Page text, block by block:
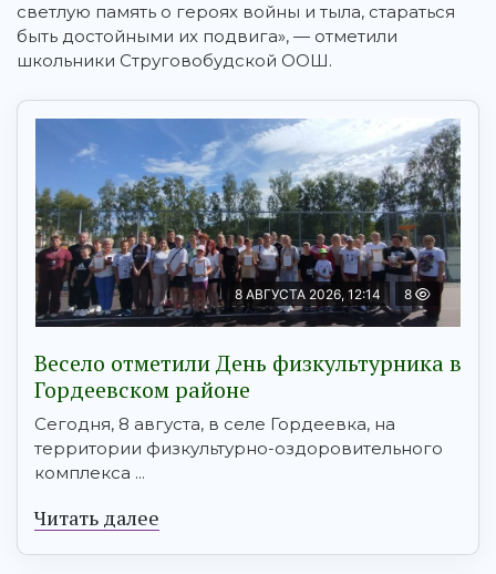
светлую память о героях войны и тыла, стараться
быть достойными их подвига», — отметили
школьники Струговобудской ООШ.
8 АВГУСТА 2026, 12:14 8
Весело отметили День физкультурника в
Гордеевском районе
Сегодня, 8 августа, в селе Гордеевка, на
территории физкультурно-оздоровительного
комплекса ...
Читать далее